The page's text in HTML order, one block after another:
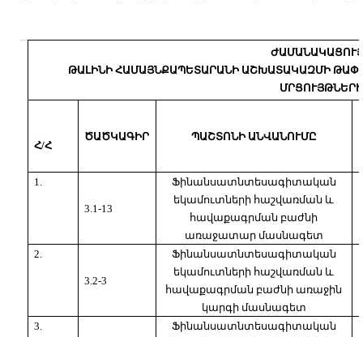
ԹԱԼԻՆԻ ՀԱՄԱՅՆՔԱՊԵՏԱՐԱՆԻ ԱՇԽԱՏԱԿԱԶՄԻ
ՄՐՑՈՒՅԹՆԵՐԻ
Հ/Հ
ԾԱԾԿԱԳԻՐ ՊԱՇՏՈՆԻ ԱՆՎԱՆՈՒՄԸ
1.
3.1-13
Ֆինանսատնտեսագիտական
եկամուտների հաշվառման և
հավաքագրման բաժնի
առաջատար մասնագետ
2.
3.2-3
Ֆինանսատնտեսագիտական
եկամուտների հաշվառման և
հավաքագրման բաժնի առաջին
կարգի մասնագետ
3.
Ֆինանսատնտեսագիտական